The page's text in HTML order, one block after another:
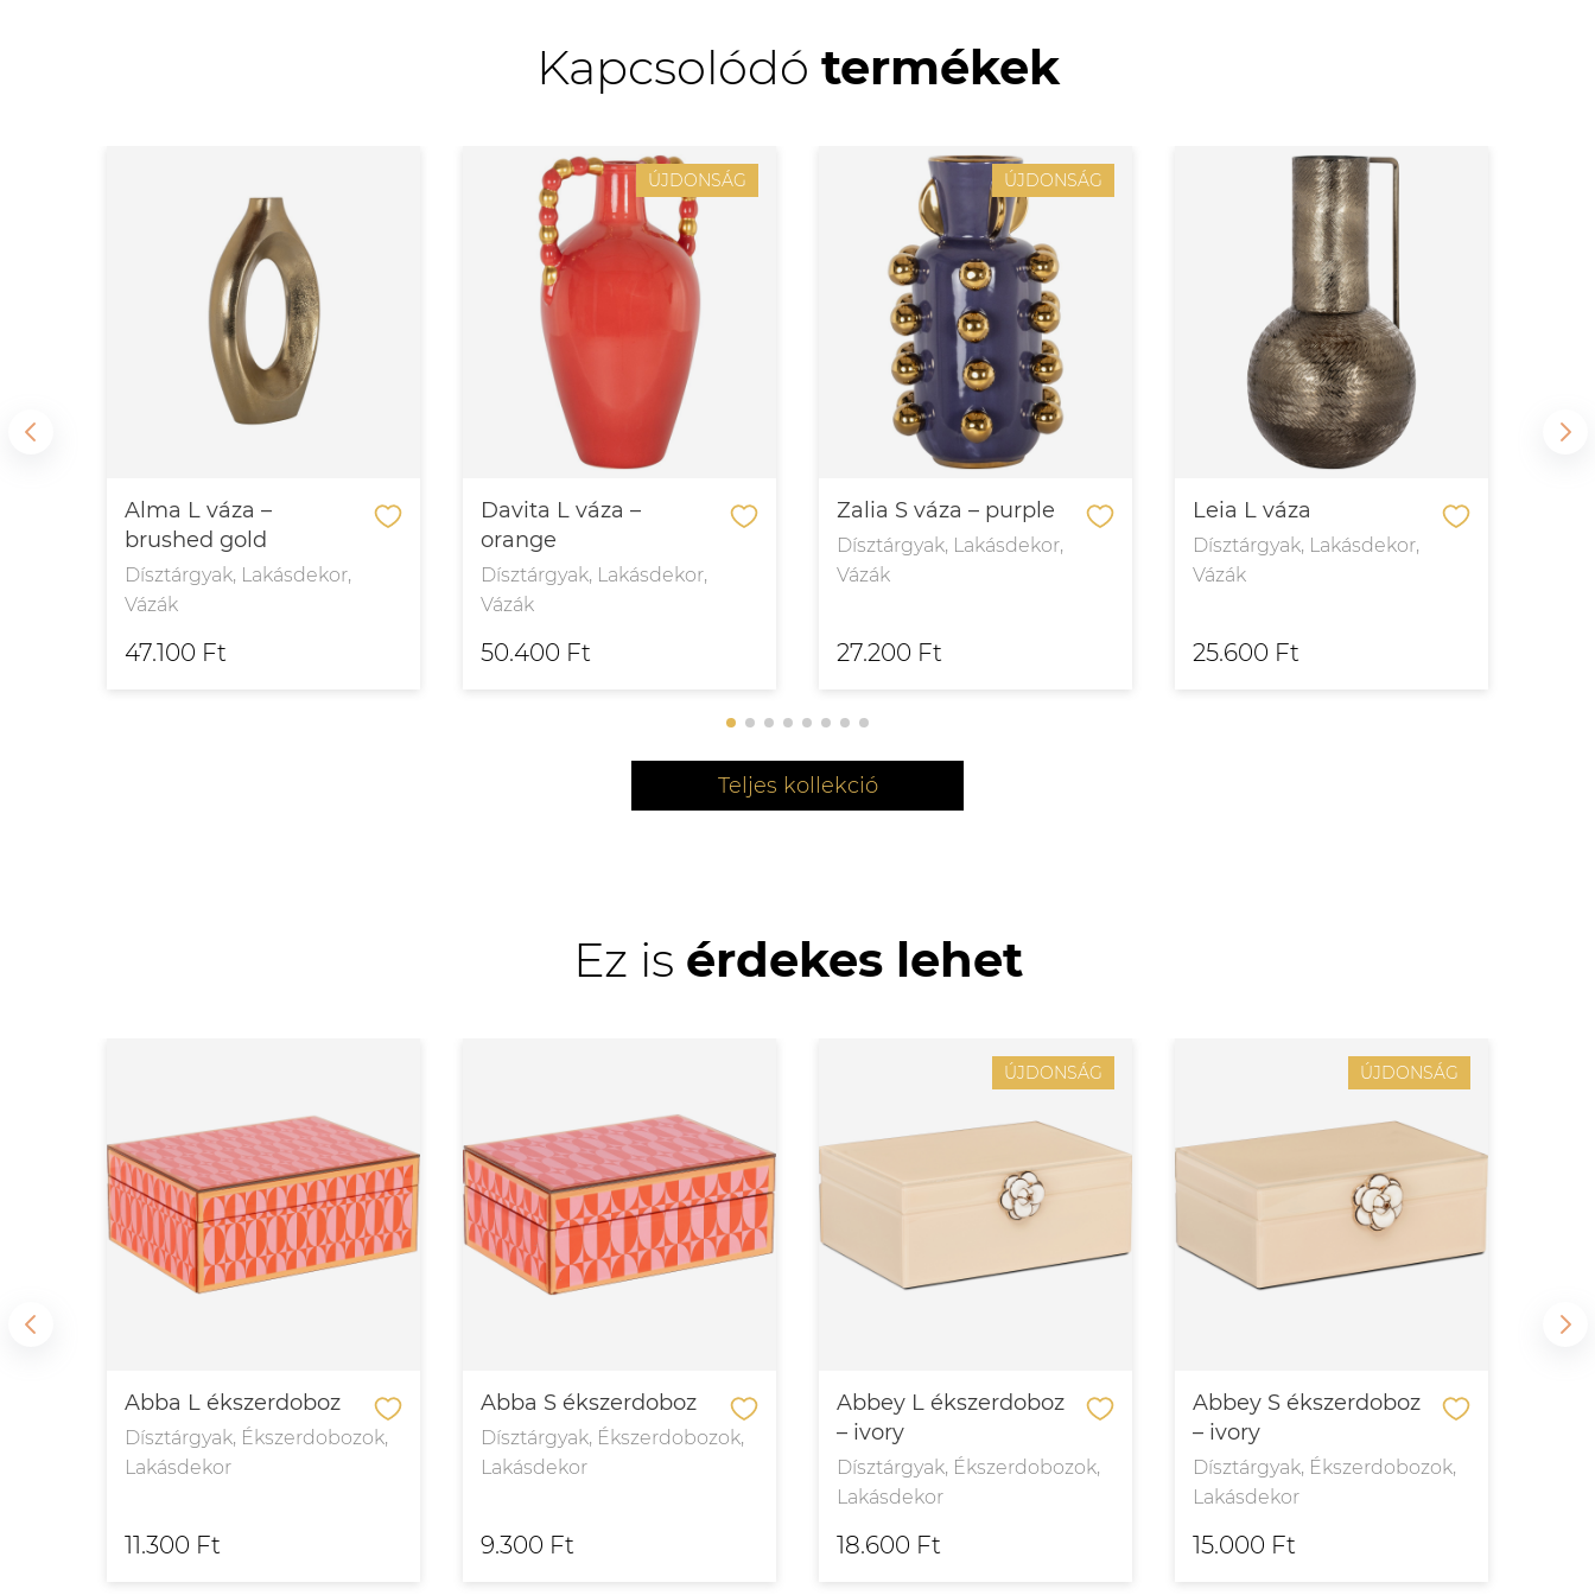
Kapcsolódó termékek
Alma L váza –
brushed gold
Dísztárgyak, Lakásdekor,
Vázák
47.100 Ft
ÚJDONSÁG
Davita L váza –
orange
Dísztárgyak, Lakásdekor,
Vázák
50.400 Ft
ÚJDONSÁG
Zalia S váza – purple
Dísztárgyak, Lakásdekor,
Vázák
27.200 Ft
Leia L váza
Dísztárgyak, Lakásdekor,
Vázák
25.600 Ft
Teljes kollekció
Ez is érdekes lehet
Abba L ékszerdoboz
Dísztárgyak, Ékszerdobozok,
Lakásdekor
11.300 Ft
Abba S ékszerdoboz
Dísztárgyak, Ékszerdobozok,
Lakásdekor
9.300 Ft
ÚJDONSÁG
Abbey L ékszerdoboz
– ivory
Dísztárgyak, Ékszerdobozok,
Lakásdekor
18.600 Ft
ÚJDONSÁG
Abbey S ékszerdoboz
– ivory
Dísztárgyak, Ékszerdobozok,
Lakásdekor
15.000 Ft